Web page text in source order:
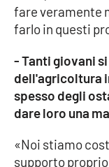
Vibo Valentia
Cosenza
Lamezia Terme
fare veramente
farlo in questi
- Tanti giovani
dell'agricoltura
spesso degli
dare loro una
«Noi stiamo
supporto